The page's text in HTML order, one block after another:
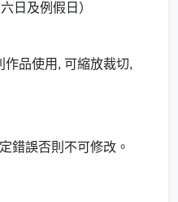
日及例假日）
品使用, 可縮放裁切,
錯誤否則不可修改。